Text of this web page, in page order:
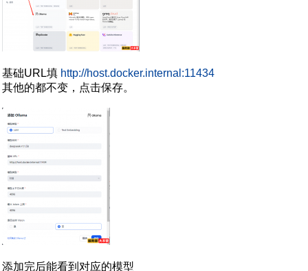
基础URL填 http://host.docker.internal:11434
其他的都不变，点击保存。
添加完后能看到对应的模型